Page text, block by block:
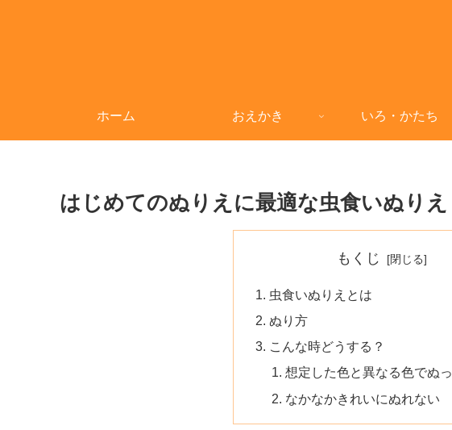
ホーム おえかき いろ・かたち
はじめてのぬりえに最適な虫食いぬりえ
もくじ
虫食いぬりえとは
ぬり方
こんな時どうする？
想定した色と異なる色でぬ
なかなかきれいにぬれない